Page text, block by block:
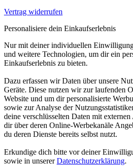
Vertrag widerrufen
Personalisiere dein Einkaufserlebnis
Nur mit deiner individuellen
und weitere Technologien, um dir ein
Einkaufserlebnis zu bieten.
Dazu erfassen wir Daten über unsere
Geräte. Diese nutzen wir zur laufenden
Website und um dir personalisierte
sowie zur Analyse der
deine verschlüsselten Daten mit
dir über deren Online-Werbekanäle
du deren Dienste bereits selbst nutzt.
Erkundige dich bitte vor deiner
sowie in unsererDatenschutzerklärung.